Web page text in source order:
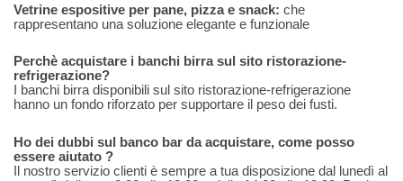
Vetrine espositive per pane, pizza e snack: che
rappresentano una soluzione elegante e funzionale
Perchè acquistare i banchi birra sul sito ristorazione-
refrigerazione?
I banchi birra disponibili sul sito ristorazione-refrigerazione
hanno un fondo riforzato per supportare il peso dei fusti.
Ho dei dubbi sul banco bar da acquistare, come posso
essere aiutato ?
Il nostro servizio clienti è sempre a tua disposizione dal lunedì al